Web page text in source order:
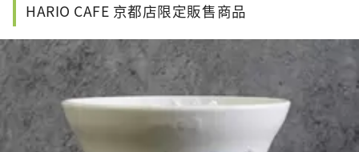
HARIO CAFE 京都店限定販售商品